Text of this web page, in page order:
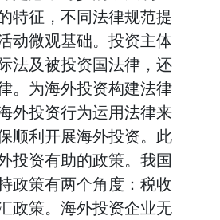
特征，不同法律规范提
动微观基础。投资主体
法及被投资国法律，还
。为海外投资构建法律
外投资行为运用法律来
顺利开展海外投资。此
投资有助的政策。我国
政策有两个角度：税收
政策。海外投资企业无